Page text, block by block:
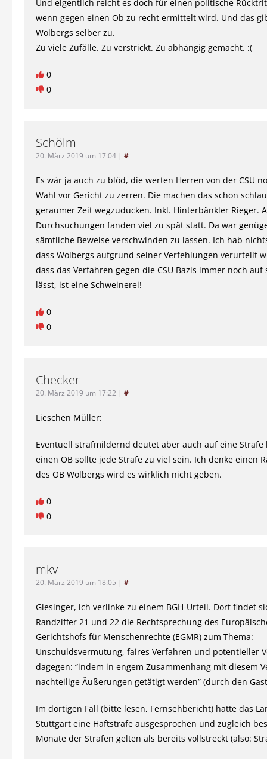
Und eigentlich reicht es doch für einen politische
wenn gegen einen Ob zu recht ermittelt wird. Und das
Wolbergs selber zu.
Zu viele Zufälle. Zu verstrickt. Zu abhängig gemacht. :(
0
0
Schölm
20. März 2019 um 17:04 | #
Es wär ja auch zu blöd, die werten Herren von der CSU
Wahl vor Gericht zu zerren. Die machen das schon
geraumer Zeit wegzuducken. Inkl. Hinterbänkler Rieger.
Durchsuchungen fanden viel zu spät statt. Da war
sämtliche Beweise verschwinden zu lassen. Ich hab
dass Wolbergs aufgrund seiner Verfehlungen verurteilt
dass das Verfahren gegen die CSU Bazis immer noch
lässt, ist eine Schweinerei!
0
0
Checker
20. März 2019 um 17:22 | #
Lieschen Müller:
Eventuell strafmildernd deutet aber auch auf eine
einen OB sollte jede Strafe zu viel sein. Ich denke einen
des OB Wolbergs wird es wirklich nicht geben.
0
0
mkv
20. März 2019 um 18:05 | #
Giesinger, ich verlinke zu einem BGH-Urteil. Dort findet
Randziffer 21 und 22 die Rechtsprechung des
Gerichtshofs für Menschenrechte (EGMR) zum Thema:
Unschuldsvermutung, faires Verfahren und potentieller
dagegen: “indem in engem Zusammenhang mit diesem
nachteilige Äußerungen getätigt werden” (durch den
Im dortigen Fall (bitte lesen, Fernsehbericht) hatte das
Stuttgart eine Haftstrafe ausgesprochen und zugleich
Monate der Strafen gelten als bereits vollstreckt (also: